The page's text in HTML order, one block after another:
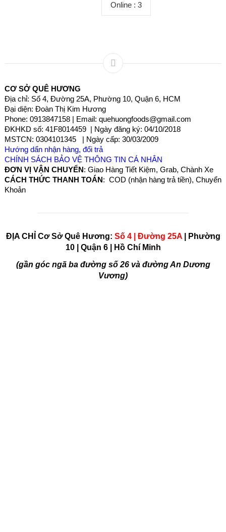
Online : 3
CƠ SỞ QUÊ HƯƠNG
Địa chỉ: Số 4, Đường 25A, Phường 10, Quận 6, HCM
Đại diện: Đoàn Thị Kim Hương
Phone: 0913847158 | Email: quehuongfoods@gmail.com
ĐKHKD số: 41F8014459 | Ngày đăng ký: 04/10/2018
MSTCN: 0304101345 | Ngày cấp: 30/03/2009
Hướng dẩn nhận hàng, đổi trả
CHÍNH SÁCH BẢO VỆ THÔNG TIN CÁ NHÂN
ĐƠN VỊ VẬN CHUYỂN: Giao Hàng Tiết Kiệm, Grab, Chành Xe
CÁCH THỨC THANH TOÁN: COD (nhận hàng trả tiền), Chuyển
Khoản
ĐỊA CHỈ Cơ Sở Quê Hương: Số 4 | Đường 25A| Phường
10 | Quận 6 | Hồ Chí Minh
(gần góc ngã ba đường số 26 và đường An Dương
Vương)